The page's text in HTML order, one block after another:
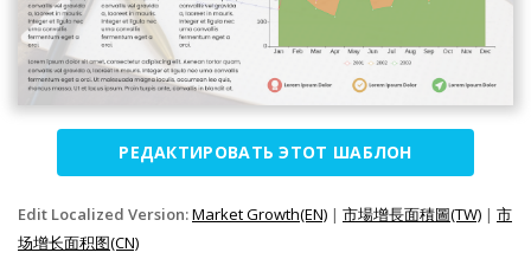
РЕДАКТИРОВАТЬ ЭТОТ ШАБЛОН
Edit Localized Version:Market Growth(EN) | 市場增長面積圖(TW) | 市
场增长面积图(CN)